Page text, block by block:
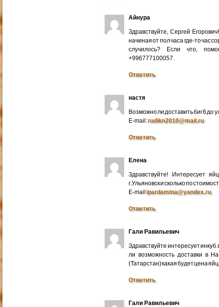
Айнура
Здравствуйте, Сергей
начиная от пол часа где-то час
случилось? Если что,
+996777100057.
Ответить
настя
Возможно ли доставить биг 6 до
E-mail:rudikn2010@mail.ru
Ответить
Елена
Здравствуйте! Интересует
г.Ульяновск и сколько по
E-mailipardamina@yandex.ru
Ответить
Гали Равильевич
Здравствуйте интересует
ли возможность доставки в
(Татарстан) какая будет цена
Ответить
Гали Равильевич